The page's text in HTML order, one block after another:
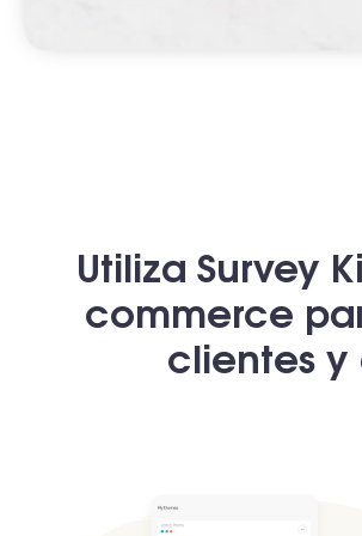
Utiliza Survey
commerce
clientes y